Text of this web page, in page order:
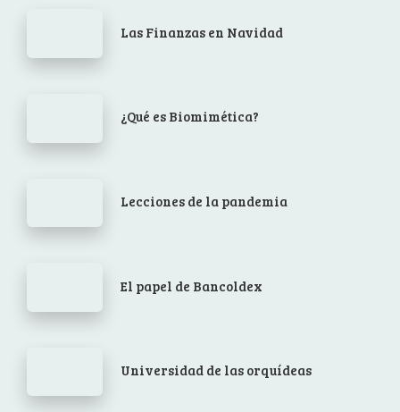
Las Finanzas en Navidad
¿Qué es Biomimética?
Lecciones de la pandemia
El papel de Bancoldex
Universidad de las orquídeas